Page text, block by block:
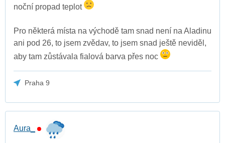
noční propad teplot
Pro některá místa na východě tam snad není na Aladinu
ani pod 26, to jsem zvědav, to jsem snad ještě neviděl,
aby tam zůstávala fialová barva přes noc
Praha 9
Aura_